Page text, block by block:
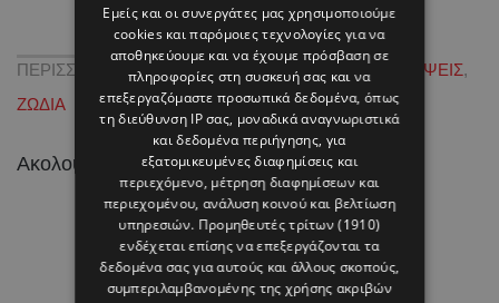
ΠΕΡΙΣΣΟΤΕΡΑ ΓΙΑ ΑΣΤΡΑ ΑΣΤΡΟΛΟΓΙΚΕΣ ΠΡΟΒΛΕΨΕΙΣ,
ΖΩΔΙΑ
Ακολουθήστε το HELLO σε και
Εμείς και οι συνεργάτες μας χρησιμοποιούμε
cookies και παρόμοιες τεχνολογίες για να
αποθηκεύουμε και να έχουμε πρόσβαση σε
πληροφορίες στη συσκευή σας και να
επεξεργαζόμαστε προσωπικά δεδομένα, όπως
τη διεύθυνση IP σας, μοναδικά αναγνωριστικά
και δεδομένα περιήγησης, για
εξατομικευμένες διαφημίσεις και
περιεχόμενο, μέτρηση διαφημίσεων και
περιεχομένου, ανάλυση κοινού και βελτίωση
υπηρεσιών. Προμηθευτές τρίτων (1910)
ενδέχεται επίσης να επεξεργάζονται τα
δεδομένα σας για αυτούς και άλλους σκοπούς,
συμπεριλαμβανομένης της χρήσης ακριβών